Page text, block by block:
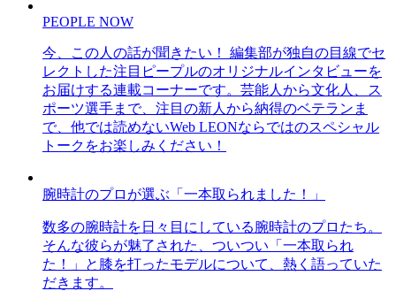
PEOPLE NOW
今、この人の話が聞きたい！ 編集部が独自の目線でセ
レクトした注目ピープルのオリジナルインタビューを
お届けする連載コーナーです。芸能人から文化人、ス
ポーツ選手まで、注目の新人から納得のベテランま
で、他では読めないWeb LEONならではのスペシャル
トークをお楽しみください！
腕時計のプロが選ぶ「一本取られました！」
数多の腕時計を日々目にしている腕時計のプロたち。
そんな彼らが魅了された、ついつい「一本取られ
た！」と膝を打ったモデルについて、熱く語っていた
だきます。